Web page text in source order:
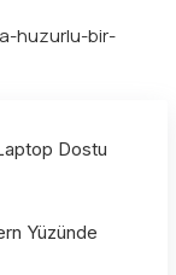
Dostu
Yüzünde